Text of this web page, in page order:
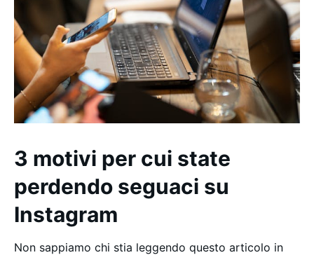
3 motivi per cui state
perdendo seguaci su
Instagram
Non sappiamo chi stia leggendo questo articolo in